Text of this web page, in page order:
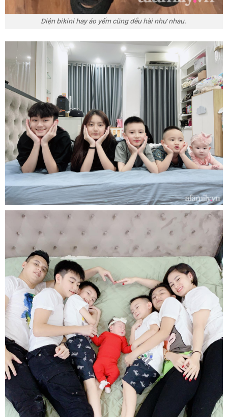
Diện bikini hay áo yếm cũng đều hài như nhau.